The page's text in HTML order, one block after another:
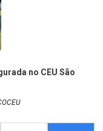
no CEU São